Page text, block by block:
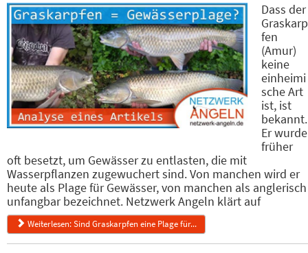
Dass der
Graskarp
fen
(Amur)
keine
einheimi
sche Art
ist, ist
bekannt.
Er wurde
früher
oft besetzt, um Gewässer zu entlasten, die mit
Wasserpflanzen zugewuchert sind. Von manchen wird er
heute als Plage für Gewässer, von manchen als anglerisch
unfangbar bezeichnet. Netzwerk Angeln klärt auf
Weiterlesen: Sind Graskarpfen eine Plage für...